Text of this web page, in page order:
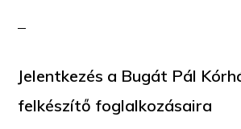
Jelentkezés a Bugát Pál
felkészítő foglalkozásaira